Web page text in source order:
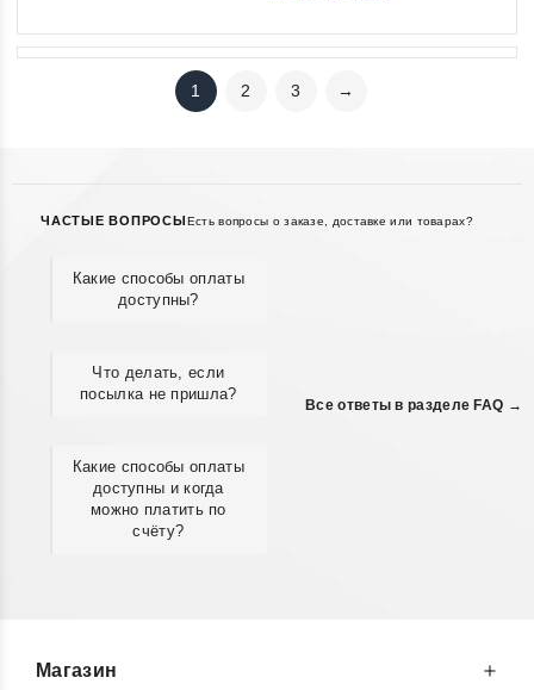
1 2 3 →
ЧАСТЫЕ ВОПРОСЫ Есть вопросы о заказе, доставке или товарах?
Какие способы оплаты
доступны?
Что делать, если
посылка не пришла?
Какие способы оплаты
доступны и когда
можно платить по
счёту?
Все ответы в разделе FAQ →
Магазин